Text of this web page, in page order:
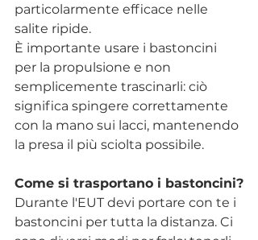
particolarmente efficace nelle
salite ripide.
È importante usare i bastoncini
per la propulsione e non
semplicemente trascinarli: ciò
significa spingere correttamente
con la mano sui lacci, mantenendo
la presa il più sciolta possibile.
Come si trasportano i bastoncini?
Durante l'EUT devi portare con te i
bastoncini per tutta la distanza. Ci